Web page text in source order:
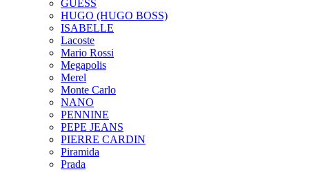
GUESS
HUGO (HUGO BOSS)
ISABELLE
Lacoste
Mario Rossi
Megapolis
Merel
Monte Carlo
NANO
PENNINE
PEPE JEANS
PIERRE CARDIN
Piramida
Prada